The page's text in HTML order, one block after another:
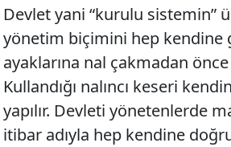
Devlet yani “kurulu sistemin”
yönetim biçimini hep kendine
ayaklarına nal çakmadan
Kullandığı nalıncı keseri
yapılır. Devleti yönetenlerde
itibar adıyla hep kendine